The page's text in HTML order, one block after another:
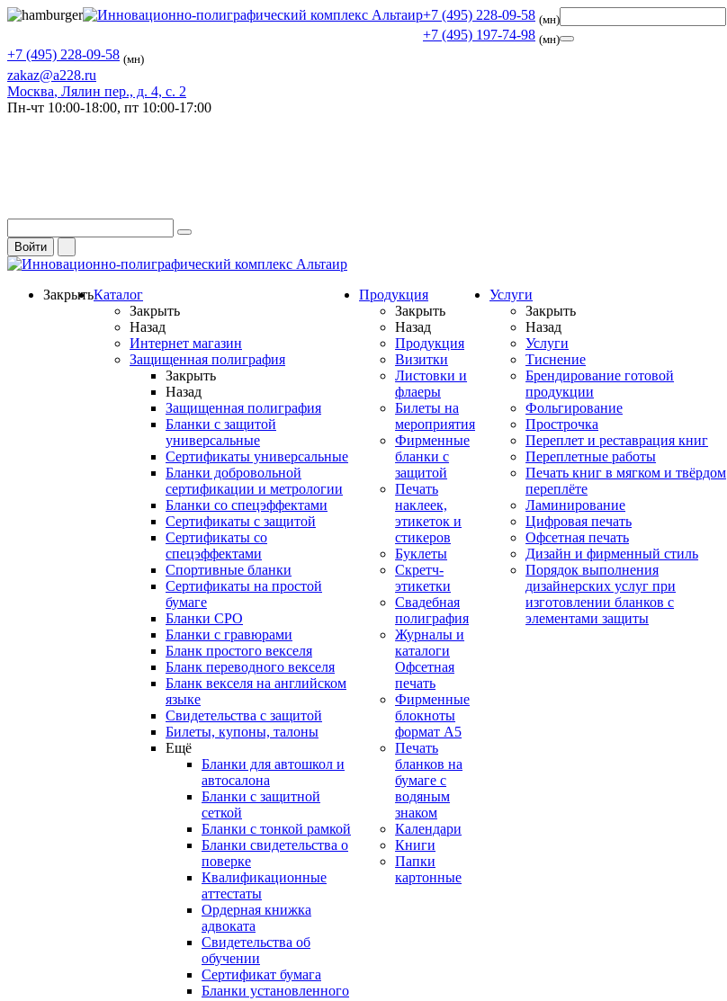
+7 (495) 228-09-58 (мн)
+7 (495) 197-74-98 (мн)
+7 (495) 228-09-58 (мн)
zakaz@a228.ru
Москва, Лялин пер., д. 4, с. 2
Пн-чт 10:00-18:00, пт 10:00-17:00
Войти
ЗакрытьКаталог
Закрыть
Назад
Интернет магазин
Защищенная полиграфия
Закрыть
Назад
Защищенная полиграфия
Бланки с защитой
универсальные
Сертификаты универсальные
Бланки добровольной
сертификации и метрологии
Бланки со спецэффектами
Сертификаты с защитой
Сертификаты со
спецэффектами
Спортивные бланки
Cертификаты на простой
бумаге
Бланки СРО
Бланки с гравюрами
Бланк простого векселя
Бланк переводного векселя
Бланк векселя на английском
языке
Свидетельства с защитой
Билеты, купоны, талоны
Ещё
Бланки для автошкол и
автосалона
Бланки с защитной
сеткой
Бланки с тонкой рамкой
Бланки свидетельства о
поверке
Квалификационные
аттестаты
Ордерная книжка
адвоката
Свидетельства об
обучении
Сертификат бумага
Бланки установленного
Продукция
Закрыть
Назад
Продукция
Визитки
Листовки и
флаеры
Билеты на
мероприятия
Фирменные
бланки с
защитой
Печать
наклеек,
этикеток и
стикеров
Буклеты
Скретч-
этикетки
Свадебная
полиграфия
Журналы и
каталоги
Офсетная
печать
Фирменные
блокноты
формат А5
Печать
бланков на
бумаге с
водяным
знаком
Календари
Книги
Папки
картонные
Услуги
Закрыть
Назад
Услуги
Тиснение
Брендирование готовой
продукции
Фольгирование
Прострочка
Переплет и реставрация книг
Переплетные работы
Печать книг в мягком и твёрдом
переплёте
Ламинирование
Цифровая печать
Офсетная печать
Дизайн и фирменный стиль
Порядок выполнения
дизайнерских услуг при
изготовлении бланков с
элементами защиты